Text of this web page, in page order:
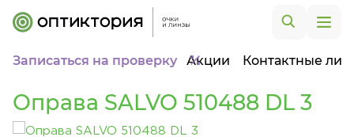
Записаться на проверку Акции Контактные
Оправа SALVO 510488 DL 3